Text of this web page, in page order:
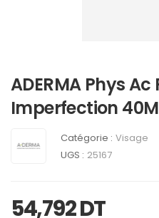
ADERMA Phys
Imperfection
Catégorie : Visage
UGS : 25167
54,792DT